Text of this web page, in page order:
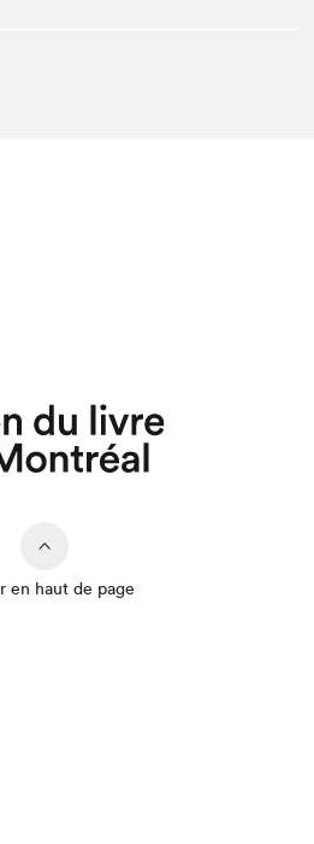
en haut de page